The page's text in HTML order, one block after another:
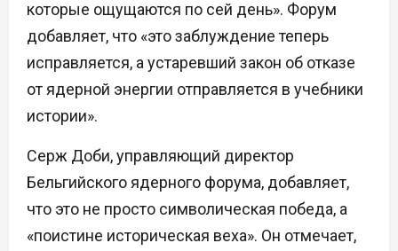
которые ощущаются по сей день». Форум
добавляет, что «это заблуждение теперь
исправляется, а устаревший закон об отказе
от ядерной энергии отправляется в учебники
истории».
Серж Доби, управляющий директор
Бельгийского ядерного форума, добавляет,
что это не просто символическая победа, а
«поистине историческая веха». Он отмечает,